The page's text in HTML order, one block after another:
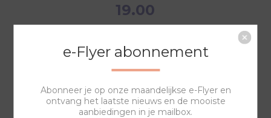
19.00
NAAR WINKELWAGEN
e-Flyer abonnement
Abonneer je op onze maandelijkse e-Flyer en
ontvang het laatste nieuws en de mooiste
aanbiedingen in je mailbox.